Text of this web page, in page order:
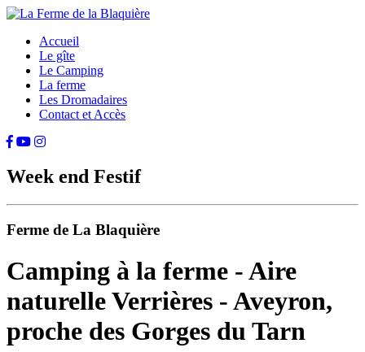
Accueil
Le gîte
Le Camping
La ferme
Les Dromadaires
Contact et Accès
Week end Festif
Ferme de La Blaquière
Camping à la ferme - Aire
naturelle Verrières - Aveyron,
proche des Gorges du Tarn